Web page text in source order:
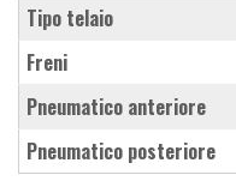
Tipo telaio
Freni
Pneumatico anteriore
Pneumatico posteriore